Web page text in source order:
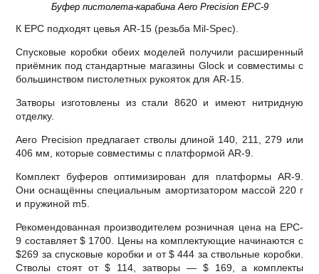
Буфер пистолета-карабина Aero Precision EPC-9
К EPC подходят цевья AR-15 (резьба Mil-Spec).
Спусковые коробки обеих моделей получили расширенный
приёмник под стандартные магазины Glock и совместимы с
большинством пистолетных рукояток для AR-15.
Затворы изготовлены из стали 8620 и имеют нитридную
отделку.
Aero Precision предлагает стволы длиной 140, 211, 279 или
406 мм, которые совместимы с платформой AR-9.
Комплект буферов оптимизирован для платформы AR-9.
Они оснащённы специальным амортизатором массой 220 г
и пружиной m5.
Рекомендованная производителем розничная цена на EPC-
9 составляет $ 1700. Цены на комплектующие начинаются с
$269 за спусковые коробки и от $ 444 за ствольные коробки.
Стволы стоят от $ 114, затворы — $ 169, а комплекты